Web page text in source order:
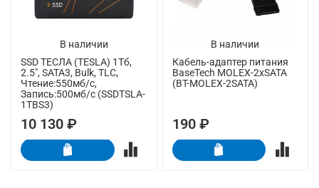
В наличии
SSD ТЕСЛА (TESLA) 1Тб,
2.5", SATA3, Bulk, TLC,
Чтение:550мб/с,
Запись:500мб/с (SSDTSLA-
1TBS3)
10 130 ₽
В наличии
Кабель-адаптер питания
BaseTech MOLEX-2xSATA
(BT-MOLEX-2SATA)
190 ₽